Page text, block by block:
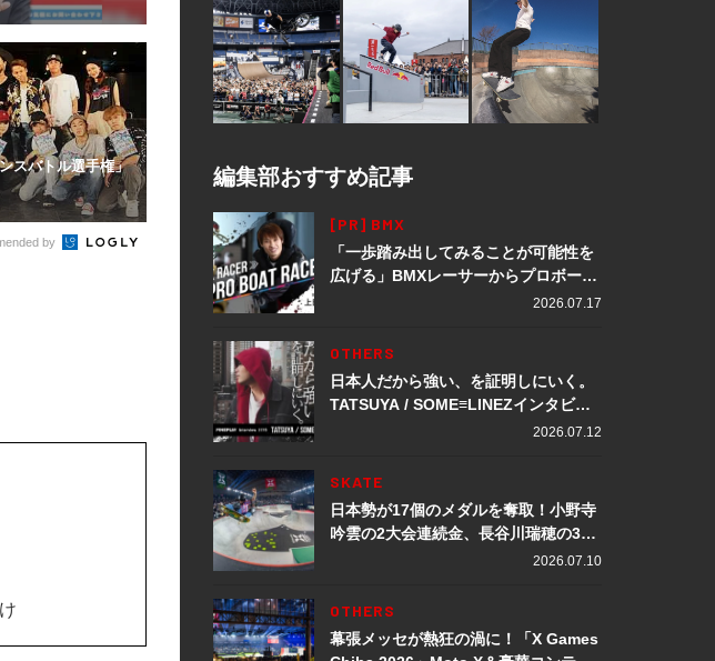
スバトル選手権」
by
編集部おすすめ記事
[PR] BMX
「一歩踏み出してみることが可能性を
広げる」BMXレーサーからプロボート
レーサーへ転身。上田龍星が体現する
2026.07.17
OTHERS
日本人だから強い、を証明しにいく。
TATSUYA / SOME≡LINEZインタビュ
2026.07.12
SKATE
日本勢が17個のメダルを奪取！小野寺
吟雲の2大会連続金、長谷川瑞穂の3メ
ダル獲得など数々の快挙をプレイバッ
2026.07.10
OTHERS
幕張メッセが熱狂の渦に！「X Games